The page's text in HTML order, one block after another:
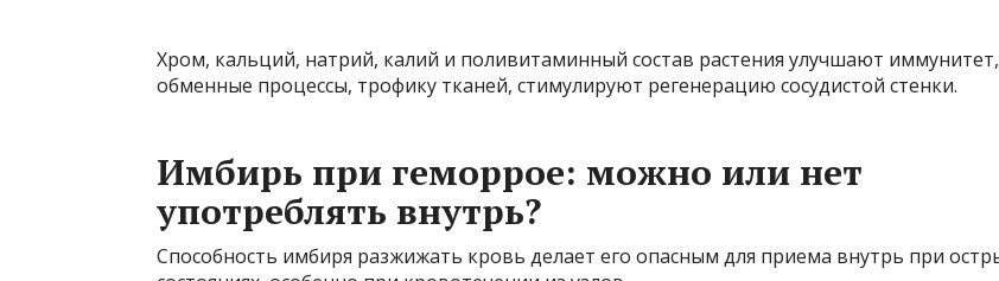
Хром, кальций, натрий, калий и поливитаминный состав растения улучшают иммунитет,
обменные процессы, трофику тканей, стимулируют регенерацию сосудистой стенки.
Имбирь при геморрое: можно или нет
употреблять внутрь?
Способность имбиря разжижать кровь делает его опасным для приема внутрь при